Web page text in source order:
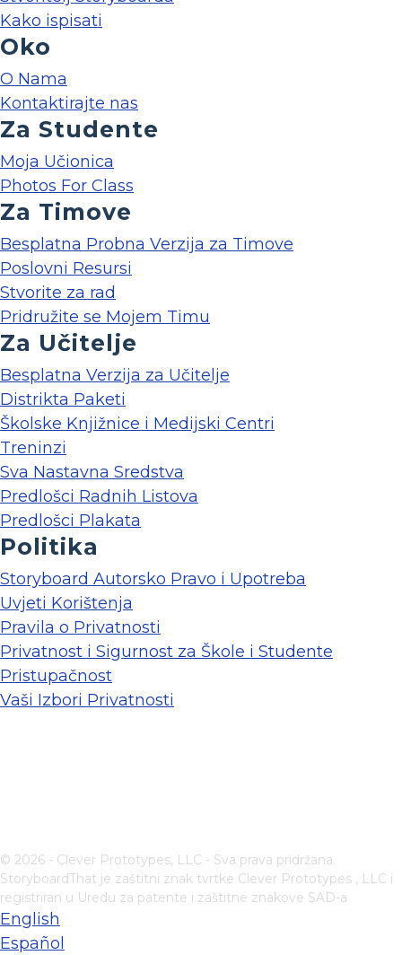
Kako ispisati
Oko
O Nama
Kontaktirajte nas
Za Studente
Moja Učionica
Photos For Class
Za Timove
Besplatna Probna Verzija za Timove
Poslovni Resursi
Stvorite za rad
Pridružite se Mojem Timu
Za Učitelje
Besplatna Verzija za Učitelje
Distrikta Paketi
Školske Knjižnice i Medijski Centri
Treninzi
Sva Nastavna Sredstva
Predlošci Radnih Listova
Predlošci Plakata
Politika
Storyboard Autorsko Pravo i Upotreba
Uvjeti Korištenja
Pravila o Privatnosti
Privatnost i Sigurnost za Škole i Studente
Pristupačnost
Vaši Izbori Privatnosti
© 2026 - Clever Prototypes, LLC - Sva prava pridržana.
StoryboardThat je zaštitni znak tvrtke Clever Prototypes , LLC i
registriran u Uredu za patente i zaštitne znakove SAD-a
English
Español